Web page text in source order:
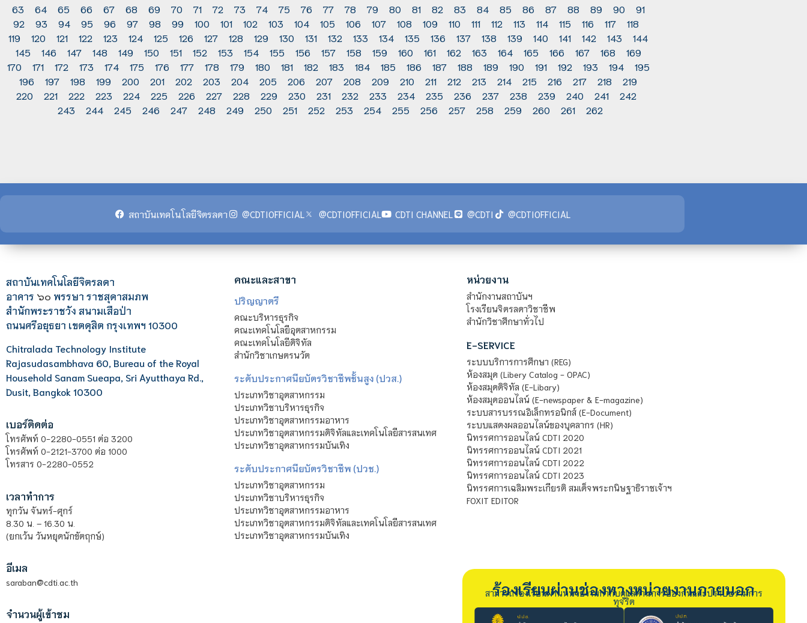
63
64 65 66 67 68 69 70 71 72 73 74 75 76 77 78 79 80 81 82 83 84 85 86 87 88 89 90
91
92
93 94 95 96 97 98 99 100 101 102 103 104 105 106 107 108 109 110 111 112 113 114 115 116 117
118
119
120 121 122 123 124 125 126 127 128 129 130 131 132 133 134 135 136 137 138 139 140 141 142 143
144
145
146 147 148 149 150 151 152 153 154 155 156 157 158 159 160 161 162 163 164 165 166 167 168
169
170
171 172 173 174 175 176 177 178 179 180 181 182 183 184 185 186 187 188 189 190 191 192 193 194
195
196
197 198 199 200 201 202 203 204 205 206 207 208 209 210 211 212 213 214 215 216 217 218
219
220
221 222 223 224 225 226 227 228 229 230 231 232 233 234 235 236 237 238 239 240 241
242
243
244 245 246 247 248 249 250 251 252 253 254 255 256 257 258 259 260 261 262
สถาบันเทคโนโลยีจิตรลดา @CDTIOFFICIAL @CDTIOFFICIAL CDTI CHANNEL @CDTI @CDTIOFFICIAL
สถาบันเทคโนโลยีจิตรลดา
อาคาร ๖๐ พรรษา ราชสุดาสมภพ
สำนักพระราชวัง สนามเสือป่า
ถนนศรีอยุธยา เขตดุสิต กรุงเทพฯ 10300
Chitralada Technology Institute
Rajasudasambhava 60, Bureau of the Royal
Household Sanam Sueapa, Sri Ayutthaya Rd.,
Dusit, Bangkok 10300
เบอร์ติดต่อ
โทรศัพท์ 0-2280-0551 ต่อ 3200
โทรศัพท์ 0-2121-3700 ต่อ 1000
โทรสาร 0-2280-0552
เวลาทำการ
ทุกวัน จันทร์-ศุกร์
8.30 น. – 16.30 น.
(ยกเว้น วันหยุดนักขัตฤกษ์)
อีเมล
saraban@cdti.ac.th
จำนวนผู้เข้าชม
คณะและสาขา
ปริญญาตรี
คณะบริหารธุรกิจ
คณะเทคโนโลยีอุตสาหกรรม
คณะเทคโนโลยีดิจิทัล
สำนักวิชาเกษตรนวัต
ระดับประกาศนียบัตรวิชาชีพชั้นสูง (ปวส.)
ประเภทวิชาอุตสาหกรรม
ประเภทวิชาบริหารธุรกิจ
ประเภทวิชาอุตสาหกรรมอาหาร
ประเภทวิชาอุตสาหกรรมดิจิทัลและเทคโนโลยีสารสนเทศ
ประเภทวิชาอุตสาหกรรมบันเทิง
ระดับประกาศนียบัตรวิชาชีพ (ปวช.)
ประเภทวิชาอุตสาหกรรม
ประเภทวิชาบริหารธุรกิจ
ประเภทวิชาอุตสาหกรรมอาหาร
ประเภทวิชาอุตสาหกรรมดิจิทัลและเทคโนโลยีสารสนเทศ
ประเภทวิชาอุตสาหกรรมบันเทิง
หน่วยงาน
สำนักงานสถาบันฯ
โรงเรียนจิตรลดาวิชาชีพ
สำนักวิชาศึกษาทั่วไป
E-SERVICE
ระบบบริการการศึกษา (REG)
ห้องสมุด (Libery Catalog - OPAC)
ห้องสมุดดิจิทัล (E-Libary)
ห้องสมุดออนไลน์ (E-newspaper & E-magazine)
ระบบสารบรรณอิเล็กทรอนิกส์ (E-Document)
ระบบแสดงผลออนไลน์ของบุคลากร (HR)
นิทรรศการออนไลน์ CDTI 2020
นิทรรศการออนไลน์ CDTI 2021
นิทรรศการออนไลน์ CDTI 2022
นิทรรศการออนไลน์ CDTI 2023
นิทรรศการเฉลิมพระเกียรติ สมเด็จพระกนิษฐาธิราชเจ้าฯ
FOXIT EDITOR
ร้องเรียนผ่านช่องทางหน่วยงานภายนอก
สามารถร้องเรียนผ่านหน่วยงานกำกับดูแลด้านการป้องกันและปราบปรามการ
ทุจริต